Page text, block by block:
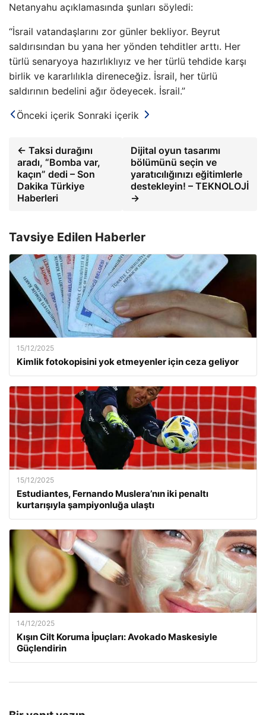
Netanyahu açıklamasında şunları söyledi:
“İsrail vatandaşlarını zor günler bekliyor. Beyrut
saldırısından bu yana her yönden tehditler arttı. Her
türlü senaryoya hazırlıklıyız ve her türlü tehdide karşı
birlik ve kararlılıkla direneceğiz. İsrail, her türlü
saldırının bedelini ağır ödeyecek. İsrail.”
Önceki içerik Sonraki içerik
← Taksi durağını
aradı, “Bomba var,
kaçın” dedi – Son
Dakika Türkiye
Haberleri
Dijital oyun tasarımı
bölümünü seçin ve
yaratıcılığınızı eğitimlerle
destekleyin! – TEKNOLOJİ
→
Tavsiye Edilen Haberler
15/12/2025
Kimlik fotokopisini yok etmeyenler için ceza geliyor
15/12/2025
Estudiantes, Fernando Muslera’nın iki penaltı
kurtarışıyla şampiyonluğa ulaştı
14/12/2025
Kışın Cilt Koruma İpuçları: Avokado Maskesiyle
Güçlendirin